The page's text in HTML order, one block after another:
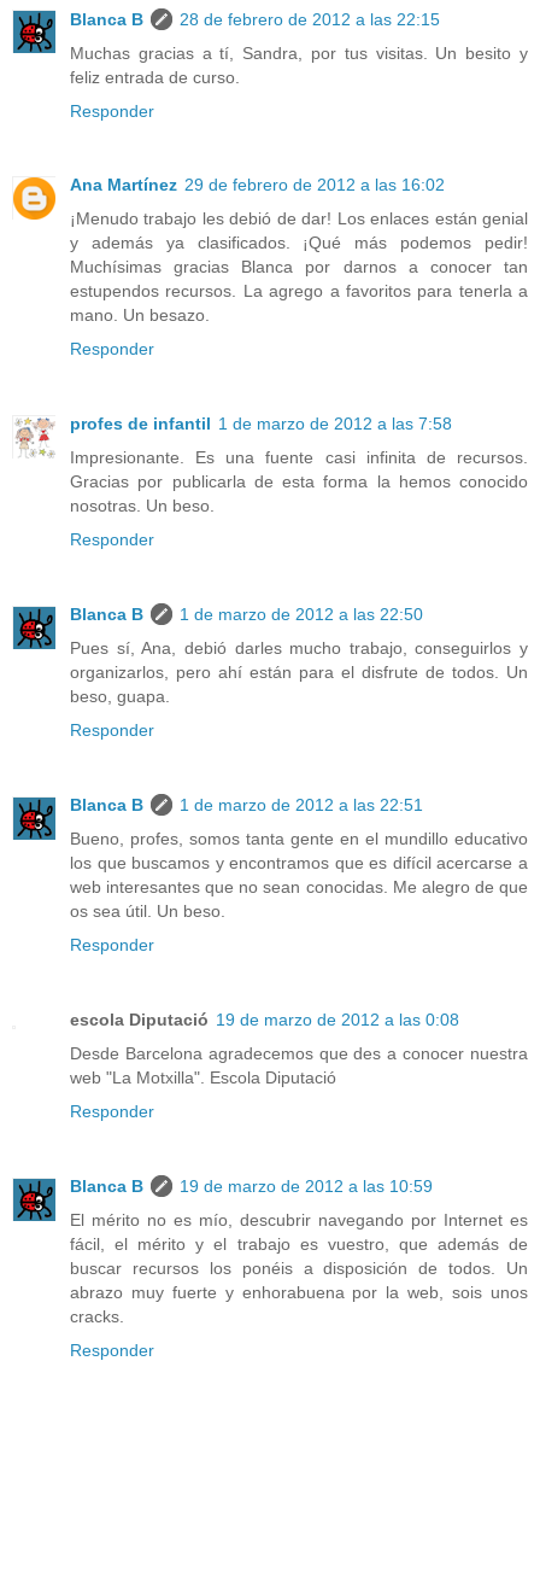
Blanca B
28 de febrero de 2012 a las 22:15
Muchas gracias a tí, Sandra, por tus visitas. Un besito y
feliz entrada de curso.
Responder
Ana Martínez 29 de febrero de 2012 a las 16:02
¡Menudo trabajo les debió de dar! Los enlaces están genial
y además ya clasificados. ¡Qué más podemos pedir!
Muchísimas gracias Blanca por darnos a conocer tan
estupendos recursos. La agrego a favoritos para tenerla a
mano. Un besazo.
Responder
profes de infantil 1 de marzo de 2012 a las 7:58
Impresionante. Es una fuente casi infinita de recursos.
Gracias por publicarla de esta forma la hemos conocido
nosotras. Un beso.
Responder
Blanca B
1 de marzo de 2012 a las 22:50
Pues sí, Ana, debió darles mucho trabajo, conseguirlos y
organizarlos, pero ahí están para el disfrute de todos. Un
beso, guapa.
Responder
Blanca B
1 de marzo de 2012 a las 22:51
Bueno, profes, somos tanta gente en el mundillo educativo
los que buscamos y encontramos que es difícil acercarse a
web interesantes que no sean conocidas. Me alegro de que
os sea útil. Un beso.
Responder
escola Diputació 19 de marzo de 2012 a las 0:08
Desde Barcelona agradecemos que des a conocer nuestra
web "La Motxilla". Escola Diputació
Responder
Blanca B
19 de marzo de 2012 a las 10:59
El mérito no es mío, descubrir navegando por Internet es
fácil, el mérito y el trabajo es vuestro, que además de
buscar recursos los ponéis a disposición de todos. Un
abrazo muy fuerte y enhorabuena por la web, sois unos
cracks.
Responder